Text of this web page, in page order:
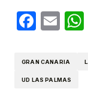
GRAN CANARIA
UD LAS PALMAS